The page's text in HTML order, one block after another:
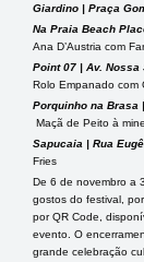
Giardino | Praça
Na Praia Beach
Ana D’Austria com
Point 07 | Av. Nossa
Rolo Empanado com
Porquinho na Brasa
Maçã de Peito à
Sapucaia | Rua
Fries
De 6 de novembro a
gostos do festival,
por QR Code,
evento. O
grande celebração